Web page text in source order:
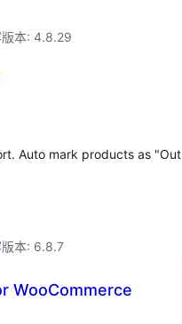
本: 4.8.29
Auto mark products as "Out
本: 6.8.7
WooCommerce